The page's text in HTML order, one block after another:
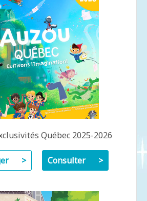
Québec 2025-2026
Consulter